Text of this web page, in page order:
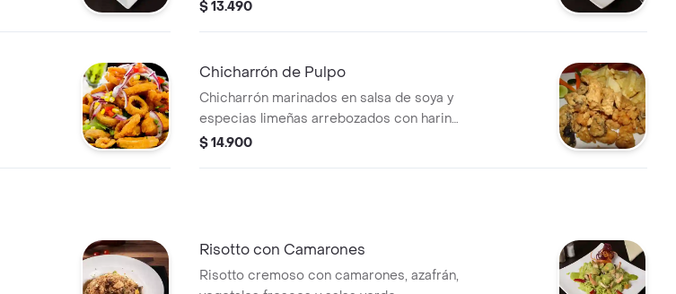
$ 13.490
Chicharrón de Pulpo
Chicharrón marinados en salsa de soya y
especias limeñas arrebozados con harina
y fritos, acompañados con papas
$ 14.900
Risotto con Camarones
Risotto cremoso con camarones, azafrán,